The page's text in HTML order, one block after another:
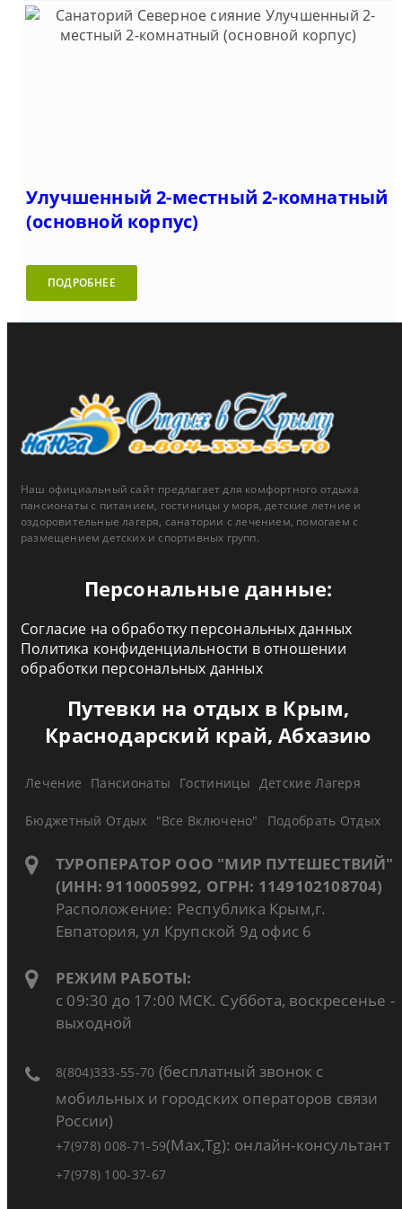
Улучшенный 2-местный 2-комнатный
(основной корпус)
ПОДРОБНЕЕ
Наш официальный сайт предлагает для комфортного отдыха
пансионаты с питанием, гостиницы у моря, детские летние и
оздоровительные лагеря, санатории с лечением, помогаем с
размещением детских и спортивных групп.
Персональные данные:
Согласие на обработку персональных данных
Политика конфиденциальности в отношении
обработки персональных данных
Путевки на отдых в Крым,
Краснодарский край, Абхазию
Лечение Пансионаты Гостиницы Детские Лагеря
Бюджетный Отдых "Все Включено" Подобрать Отдых
ТУРОПЕРАТОР ООО "МИР ПУТЕШЕСТВИЙ"
(ИНН: 9110005992, ОГРН: 1149102108704)
Расположение: Республика Крым,г.
Евпатория, ул Крупской 9д офис 6
РЕЖИМ РАБОТЫ:
с 09:30 до 17:00 МСК. Суббота, воскресенье -
выходной
8(804)333-55-70 (бесплатный звонок с
мобильных и городских операторов связи
России)
+7(978) 008-71-59(Max,Tg): онлайн-консультант
+7(978) 100-37-67